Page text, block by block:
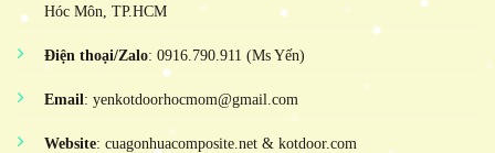
Hóc Môn, TP.HCM
Điện thoại/Zalo: 0916.790.911 (Ms Yến)
Email: yenkotdoorhocmom@gmail.com
Website: cuagonhuacomposite.net & kotdoor.com